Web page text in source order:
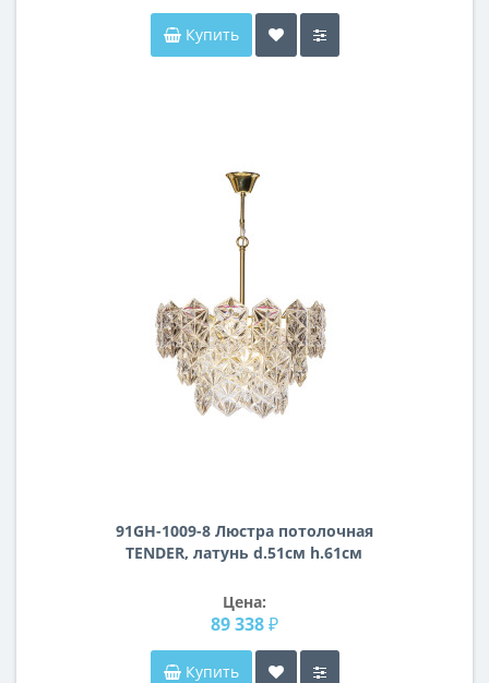
Купить
91GH-1009-8 Люстра потолочная
TENDER, латунь d.51см h.61см
Цена:
89 338 ₽
Купить